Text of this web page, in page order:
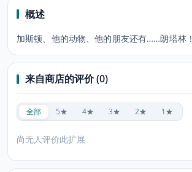
概述
加斯顿、他的动物、他的朋友还有……朗塔林！
来自商店的评价 (0)
全部 5★ 4★ 3★ 2★ 1★
尚无人评价此扩展